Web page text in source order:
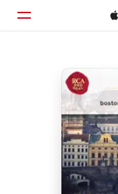
ホーム
見つける
検索